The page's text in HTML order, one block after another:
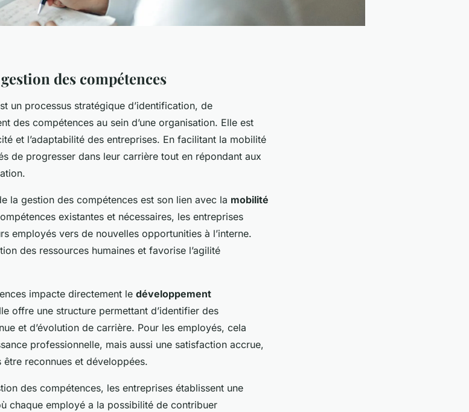
des compétences
un processus stratégique d’identification, de
des compétences au sein d’une organisation. Elle est
et l’adaptabilité des entreprises. En facilitant la mobilité
de progresser dans leur carrière tout en répondant aux
la gestion des compétences est son lien avec la mobilité
existantes et nécessaires, les entreprises
employés vers de nouvelles opportunities à l’interne.
des ressources humaines et favorise l’agilité
impacte directement le développement
offre une structure permettant d’identifier des
et d’évolution de carrière. Pour les employés, cela
professionnelle, mais aussi une satisfaction accrue,
reconnues et développées.
des compétences, les entreprises établissent une
chaque employé a la possibilité de contribuer